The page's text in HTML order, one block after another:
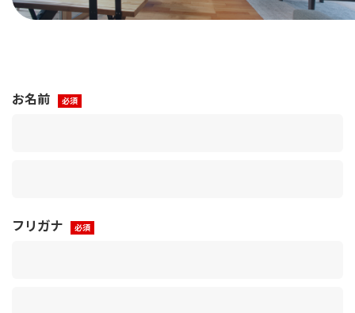
お名前
フリガナ